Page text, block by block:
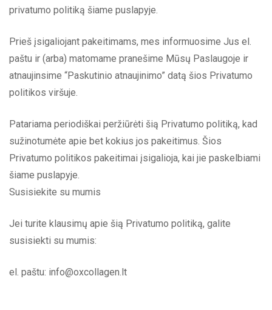
privatumo politiką šiame puslapyje.
Prieš įsigaliojant pakeitimams, mes informuosime Jus el.
paštu ir (arba) matomame pranešime Mūsų Paslaugoje ir
atnaujinsime “Paskutinio atnaujinimo” datą šios Privatumo
politikos viršuje.
Patariama periodiškai peržiūrėti šią Privatumo politiką, kad
sužinotumėte apie bet kokius jos pakeitimus. Šios
Privatumo politikos pakeitimai įsigalioja, kai jie paskelbiami
šiame puslapyje.
Susisiekite su mumis
Jei turite klausimų apie šią Privatumo politiką, galite
susisiekti su mumis:
el. paštu: info@oxcollagen.lt